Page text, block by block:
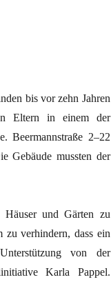
bis vor zehn Jahren
Eltern in einem der
Beermannstraße 2–22
Gebäude mussten der
und Gärten zu
zu verhindern, dass ein
von der
Karla Pappel.